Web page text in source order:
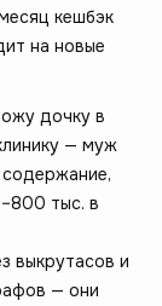
кешбэк
на новые
дочку в
— муж
тыс. в
выкрутасов и
— они